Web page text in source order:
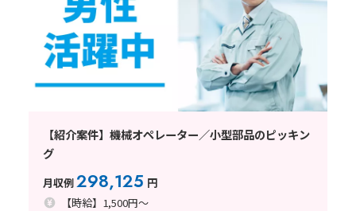
【紹介案件】機械オペレーター／小型部品のピッキン
グ
月収例298,125 円
【時給】1,500円～